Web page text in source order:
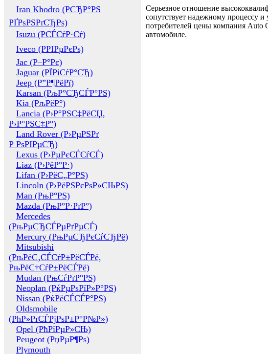
Iran Khodro (РСЂР°РЅ
РҐРѕРЅРґСЂРѕ)
Isuzu (РСЃСѓР·Сѓ)
Iveco (РРІРµРєРѕ)
Jac (Р–Р°Рє)
Jaguar (РЇРіСѓР°СЂ)
Jeep (Р”Р¶РёРї)
Karsan (РљР°СЂСЃР°РЅ)
Kia (РљРёР°)
Lancia (Р›Р°РЅС‡РёСЏ,
Р›Р°РЅС‡Р°)
Land Rover (Р›РµРЅРґ
Р РѕРІРµСЂ)
Lexus (Р›РµРєСЃСѓСЃ)
Liaz (Р›РёР°Р·)
Lifan (Р›РёС„Р°РЅ)
Lincoln (Р›РёРЅРєРѕР»СЊРЅ)
Man (РњР°РЅ)
Mazda (РњР°Р·РґР°)
Mercedes
(РњРµСЂСЃРµРґРµСЃ)
Mercury (РњРµСЂРєСѓСЂРё)
Mitsubishi
(РњРёС‚СЃСѓР±РёСЃРё,
РњРёС†СѓР±РёСЃРё)
Mudan (РњСѓРґР°РЅ)
Neoplan (РќРµРѕРїР»Р°РЅ)
Nissan (РќРёСЃСЃР°РЅ)
Oldsmobile
(РћР»РґСЃРјРѕР±Р°Р№Р»)
Opel (РћРїРµР»СЊ)
Peugeot (РџРµР¶Рѕ)
Plymouth
Серьезное отношение
сопутствует надежному процессу
потребителей цены компания Auto
автомобиле.